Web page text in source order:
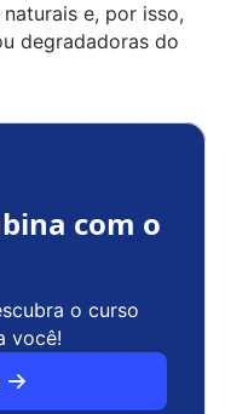
e, por isso,
degradadoras do
com o
o curso
você!